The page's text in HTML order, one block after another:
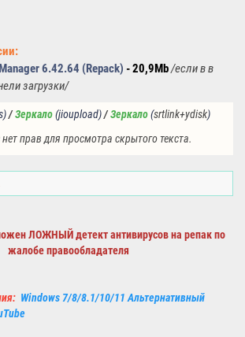
6.42.64 (Repack) - 20,9Mb/если в в
загрузки/
/ Зеркало(jioupload) / Зеркало(srtlink+ydisk)
прав для просмотра скрытого текста.
ЛОЖНЫЙ детектантивирусовна репак по
жалобе правообладателя
Windows 7/8/8.1/10/11 Альтернативный